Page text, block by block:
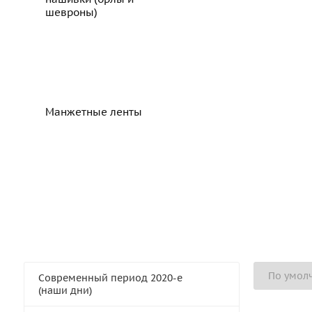
шевроны)
Манжетные ленты
Современный период 2020-е
(наши дни)